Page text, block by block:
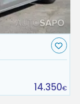
14.350€